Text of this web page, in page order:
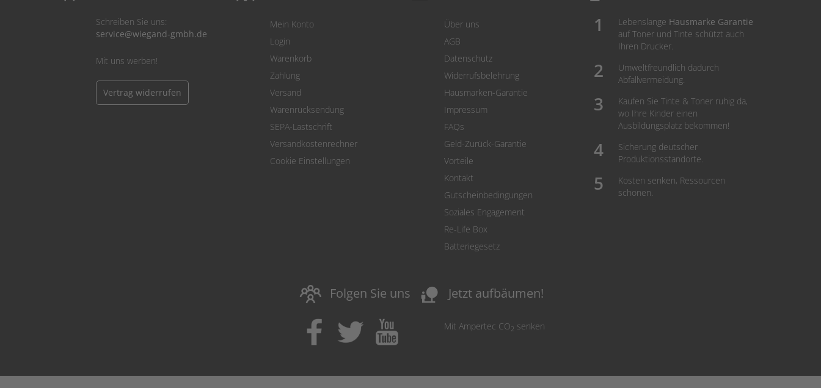
Schreiben Sie uns:
service@wiegand-gmbh.de
Mit uns werben!
Vertrag widerrufen
Mein Konto
Login
Warenkorb
Zahlung
Versand
Warenrücksendung
SEPA-Lastschrift
Versandkostenrechner
Cookie Einstellungen
Über uns
AGB
Datenschutz
Widerrufsbelehrung
Hausmarken-Garantie
Impressum
FAQs
Geld-Zurück-Garantie
Vorteile
Kontakt
Gutscheinbedingungen
Soziales Engagement
Re-Life Box
Batteriegesetz
Lebenslange Hausmarke Garantie
auf Toner und Tinte schützt auch
Ihren Drucker.
Umweltfreundlich dadurch
Abfallvermeidung.
Kaufen Sie Tinte & Toner ruhig da,
wo Ihre Kinder einen
Ausbildungsplatz bekommen!
Sicherung deutscher
Produktionsstandorte.
Kosten senken, Ressourcen
schonen.
Folgen Sie uns nature_people Jetzt aufbäumen!
Mit Ampertec CO2 senken